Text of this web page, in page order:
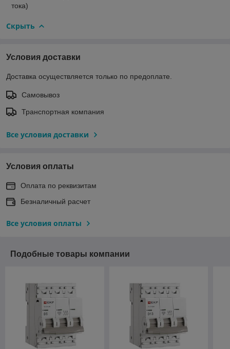
тока)
Скрыть
Условия доставки
Доставка осуществляется только по предоплате.
Самовывоз
Транспортная компания
Все условия доставки
Условия оплаты
Оплата по реквизитам
Безналичный расчет
Все условия оплаты
Подобные товары компании